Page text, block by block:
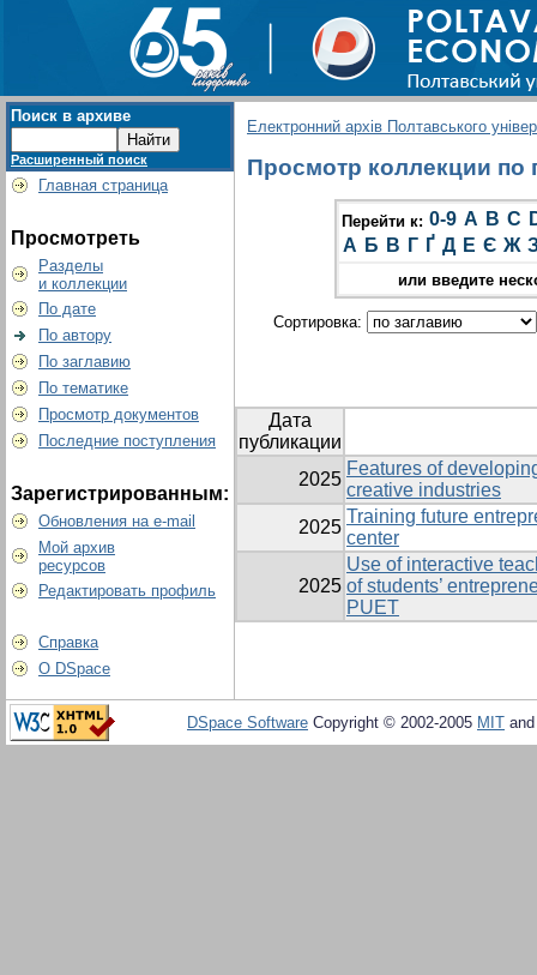
Поиск в архиве
Расширенный поиск
Главная страница
Просмотреть
Разделы
и коллекции
По дате
По автору
По заглавию
По тематике
Просмотр документов
Последние поступления
Зарегистрированным:
Обновления на e-mail
Мой архив
ресурсов
Редактировать профиль
Справка
О DSpace
Електронний архів Полтавського
Просмотр коллекции по
Перейти к: 0-9 A B C
А Б В Г Ґ Д Е Є Ж
или введите
Сортировка:
Дата
публикации
2025
Features of
creative industries
2025
Training future
center
2025
Use of interactive
of students’
PUET
DSpace Software Copyright © 2002-2005 MIT